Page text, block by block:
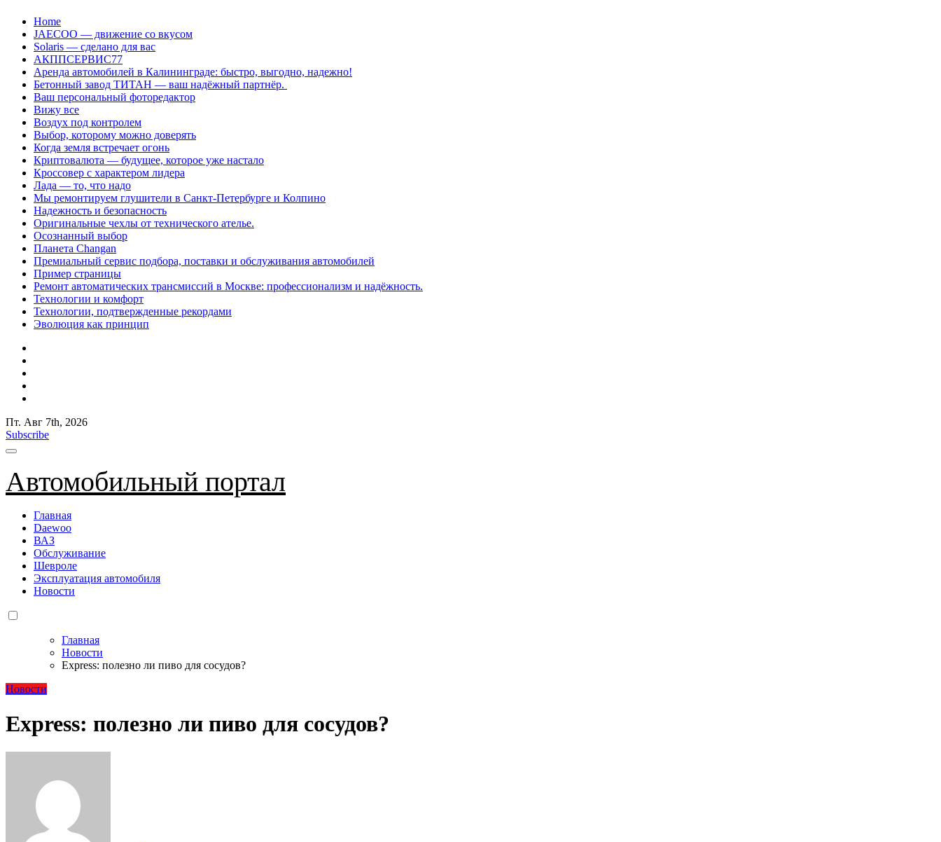
Перейти
содержанию
Home
JAECOO — движение со вкусом
Solaris — сделано для вас
АКППСЕРВИС77
Аренда автомобилей в Калининграде: быстро, выгодно, надежно!
Бетонный завод ТИТАН — ваш надёжный партнёр.
Ваш персональный фоторедактор
Вижу все
Воздух под контролем
Выбор, которому можно доверять
Когда земля встречает огонь
Криптовалюта — будущее, которое уже настало
Кроссовер с характером лидера
Лада — то, что надо
Мы ремонтируем глушители в Санкт-Петербурге и Колпино
Надежность и безопасность
Оригинальные чехлы от технического ателье.
Осознанный выбор
Планета Changan
Премиальный сервис подбора, поставки и обслуживания автомобилей
Пример страницы
Ремонт автоматических трансмиссий в Москве: профессионализм и надёжность.
Технологии и комфорт
Технологии, подтвержденные рекордами
Эволюция как принцип
Пт. Авг 7th, 2026
Subscribe
Автомобильный портал
Главная
Daewoo
ВАЗ
Обслуживание
Шевроле
Эксплуатация автомобиля
Новости
Главная
Новости
Express: полезно ли пиво для сосудов?
Новости
Express: полезно ли пиво для сосудов?